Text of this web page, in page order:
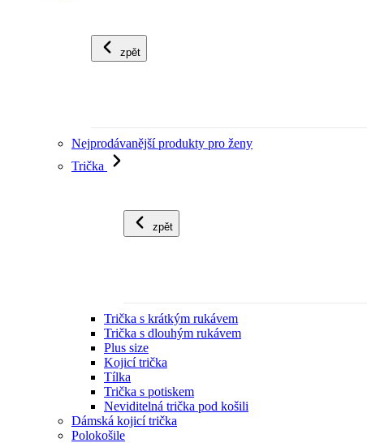
zpět
Nejprodávanější produkty pro ženy
Trička
zpět
Trička s krátkým rukávem
Trička s dlouhým rukávem
Plus size
Kojicí trička
Tílka
Trička s potiskem
Neviditelná trička pod košili
Dámská kojicí trička
Polokošile